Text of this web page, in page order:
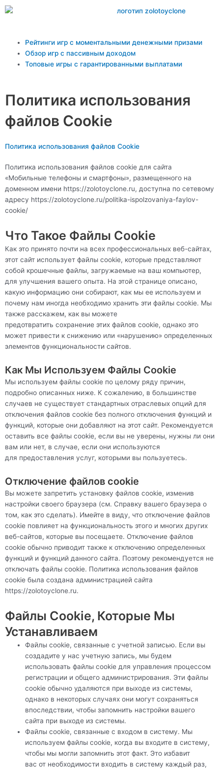
Перейти
Main
Menu
Рейтинги игр с моментальными денежными призами
Обзор игр с пассивным доходом
Топовые игры с гарантированными выплатами
Политика использования
файлов Cookie
Политика использования файлов Cookie
Политика использования файлов cookie для сайта
«Мобильные телефоны и смартфоны», размещенного на
доменном имени https://zolotoyclone.ru, доступна по сетевому
адресу https://zolotoyclone.ru/politika-ispolzovaniya-faylov-
cookie/
Что Такое Файлы Cookie
Как это принято почти на всех профессиональных веб-сайтах,
этот сайт использует файлы cookie, которые представляют
собой крошечные файлы, загружаемые на ваш компьютер,
для улучшения вашего опыта. На этой странице описано,
какую информацию они собирают, как мы ее используем и
почему нам иногда необходимо хранить эти файлы cookie. Мы
также расскажем, как вы можете
предотвратить сохранение этих файлов cookie, однако это
может привести к снижению или «нарушению» определенных
элементов функциональности сайтов.
Как Мы Используем Файлы Cookie
Мы используем файлы cookie по целому ряду причин,
подробно описанных ниже. К сожалению, в большинстве
случаев не существует стандартных отраслевых опций для
отключения файлов cookie без полного отключения функций и
функций, которые они добавляют на этот сайт. Рекомендуется
оставить все файлы cookie, если вы не уверены, нужны ли они
вам или нет, в случае, если они используются
для предоставления услуг, которыми вы пользуетесь.
Отключение файлов cookie
Вы можете запретить установку файлов cookie, изменив
настройки своего браузера (см. Справку вашего браузера о
том, как это сделать). Имейте в виду, что отключение файлов
cookie повлияет на функциональность этого и многих других
веб-сайтов, которые вы посещаете. Отключение файлов
cookie обычно приводит также к отключению определенных
функций и функций данного сайта. Поэтому рекомендуется не
отключать файлы cookie. Политика использования файлов
cookie была создана администрацией сайта
https://zolotoyclone.ru.
Файлы Cookie, Которые Мы
Устанавливаем
Файлы cookie, связанные с учетной записью. Если вы
создадите у нас учетную запись, мы будем
использовать файлы cookie для управления процессом
регистрации и общего администрирования. Эти файлы
cookie обычно удаляются при выходе из системы,
однако в некоторых случаях они могут сохраняться
впоследствии, чтобы запомнить настройки вашего
сайта при выходе из системы.
Файлы cookie, связанные с входом в систему. Мы
используем файлы cookie, когда вы входите в систему,
чтобы мы могли запомнить этот факт. Это избавит
вас от необходимости входить в систему каждый раз,